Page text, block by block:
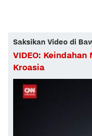
Saksikan Video di
VIDEO:
Kroasia